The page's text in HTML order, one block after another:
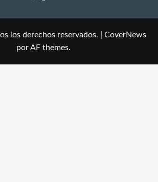
los derechos reservados.
CoverNews
por AF themes.